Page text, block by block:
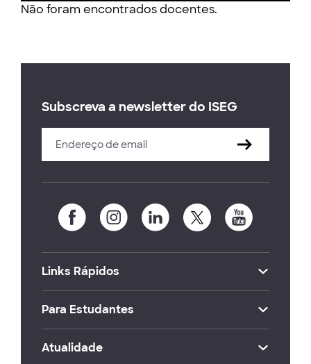
Não foram encontrados docentes.
Subscreva a newsletter do ISEG
Links Rápidos
Para Estudantes
Atualidade